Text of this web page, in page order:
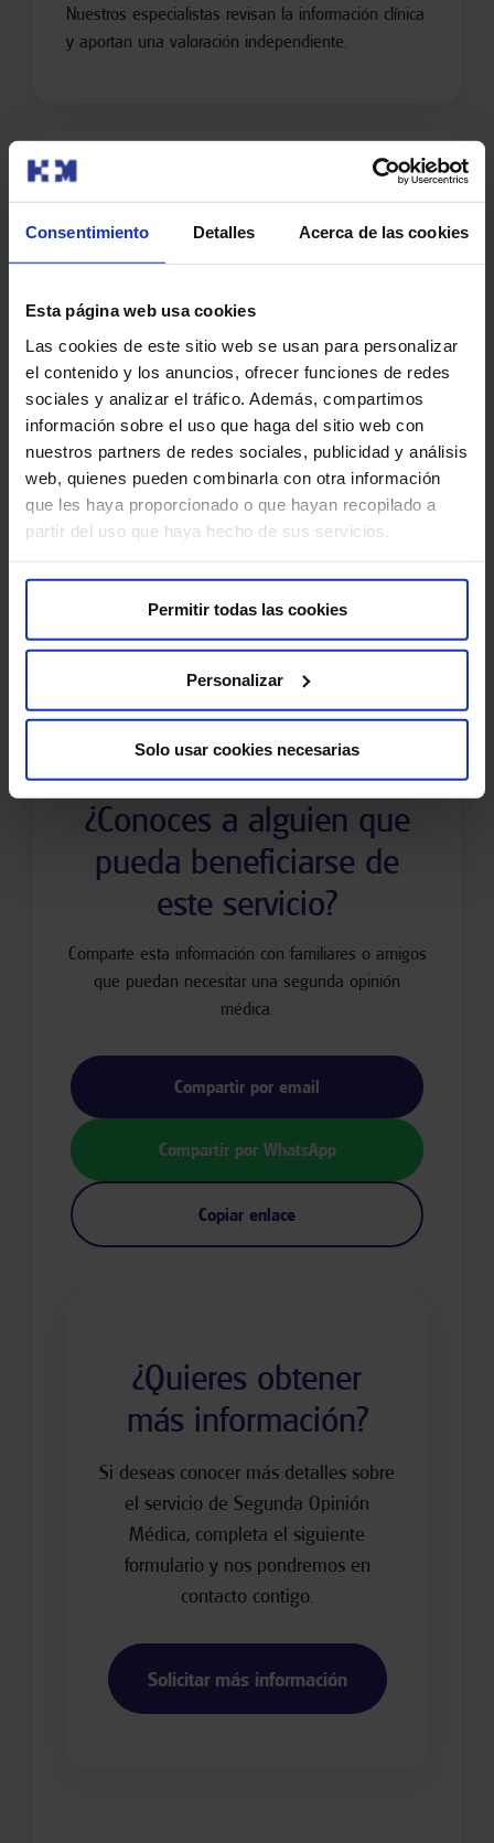
Consentimiento Detalles Acerca de las cookies
Esta página web usa cookies
Las cookies de este sitio web se usan para personalizar
el contenido y los anuncios, ofrecer funciones de redes
sociales y analizar el tráfico. Además, compartimos
información sobre el uso que haga del sitio web con
nuestros partners de redes sociales, publicidad y análisis
web, quienes pueden combinarla con otra información
que les haya proporcionado o que hayan recopilado a
partir del uso que haya hecho de sus servicios.
Permitir todas las cookies
Personalizar
Solo usar cookies necesarias
Nuestros especialistas revisan la información clínica
y aportan una valoración independiente.
Obtener una valoración experta
Una segunda opinión puede aportar claridad,
Información práctica
Modalidad:
online o presencial.
¿Conoces a alguien que
pueda beneficiarse de
este servicio?
Comparte esta información con familiares o amigos
que puedan necesitar una segunda opinión
médica.
Compartir por email
Compartir por WhatsApp
Copiar enlace
¿Quieres obtener
más información?
Si deseas conocer más detalles sobre
el servicio de Segunda Opinión
Médica, completa el siguiente
formulario y nos pondremos en
contacto contigo.
Solicitar más información